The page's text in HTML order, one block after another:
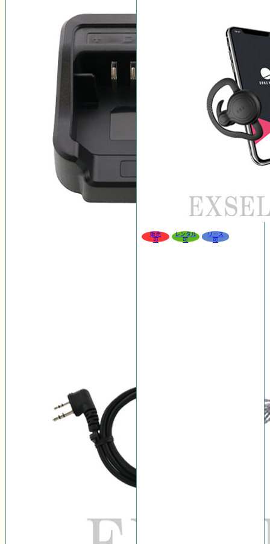
販売
可
レンタル
可
リース
可